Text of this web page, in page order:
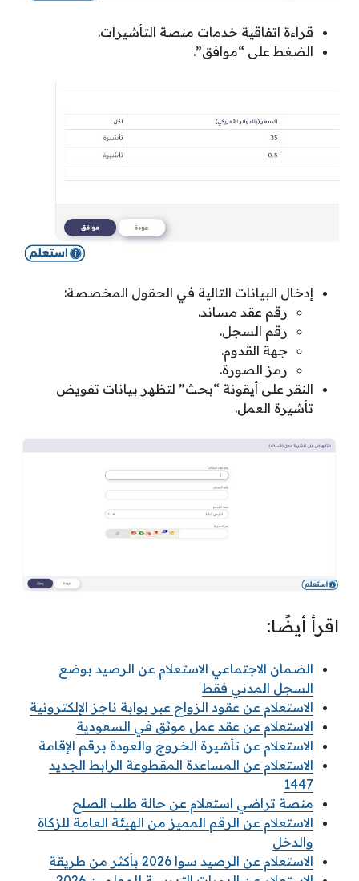
قراءة اتفاقية خدمات منصة التأشيرات.
الضغط على “موافق”.
إدخال البيانات التالية في الحقول المخصصة:
رقم عقد مساند.
رقم السجل.
جهة القدوم.
رمز الصورة.
النقر على أيقونة “بحث” لتظهر بيانات تفويض
تأشيرة العمل.
اقرأ أيضًا:
الضمان الاجتماعي الاستعلام عن الرصيد بوضع
السجل المدني فقط
الاستعلام عن عقود الزواج عبر بوابة ناجز الإلكترونية
الاستعلام عن عقد عمل موثق في السعودية
الاستعلام عن تأشيرة الخروج والعودة برقم الإقامة
الاستعلام عن المساعدة المقطوعة الرابط الجديد
1447
منصة تراضي استعلام عن حالة طلب الصلح
الاستعلام عن الرقم المميز من الهيئة العامة للزكاة
والدخل
الاستعلام عن الرصيد سوا 2026 بأكثر من طريقة